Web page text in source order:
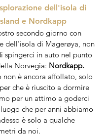
dell'isola di
e Nordkapp
secondo giorno con
dell'isola di Magerøya, non
spingerci in auto nel punto
Norvegia: Nordkapp.
non è ancora affollato, solo
che è riuscito a dormire
per un attimo a goderci
che per anni abbiamo
è solo a qualche
da noi.